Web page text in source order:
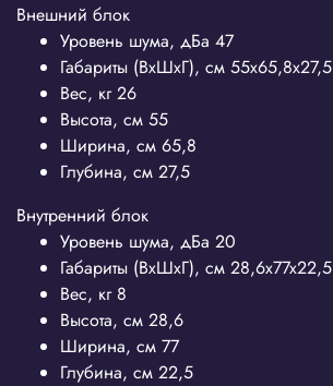
Внешний блок
Уровень шума, дБа 47
Габариты (ВхШхГ), см 55x65,8х27,5
Вес, кг26
Высота, см 55
Ширина, см 65,8
Глубина, см 27,5
Внутренний блок
Уровень шума, дБа 20
Габариты (ВхШхГ), см 28,6x77x22,5
Вес, кг 8
Высота, см 28,6
Ширина, см 77
Глубина, см 22,5